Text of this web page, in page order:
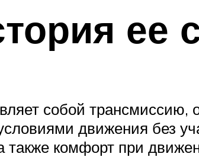
ее
собой
движения без
комфорт при